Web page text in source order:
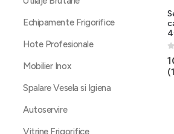
0
(
Echipamente Frigorifice
Hote Profesionale
Mobilier Inox
Spalare Vesela si Igiena
Autoservire
Vitrine Frigorifice